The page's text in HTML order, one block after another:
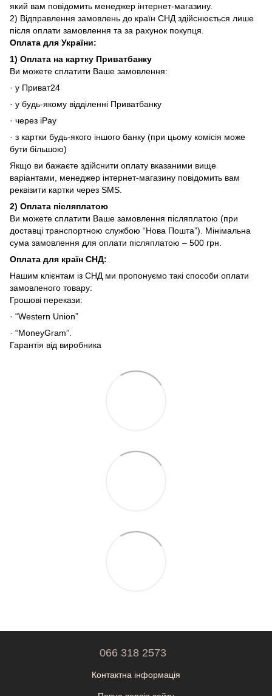
який вам повідомить менеджер інтернет-магазину.
2) Відправлення замовлень до країн СНД здійснюється лише
після оплати замовлення та за рахунок покупця.
Оплата для України:
1) Оплата на картку Приватбанку
Ви можете сплатити Ваше замовлення:
· у Приват24
· у будь-якому відділенні Приватбанку
· через iPay
· з картки будь-якого іншого банку (при цьому комісія може
бути більшою)
Якщо ви бажаєте здійснити оплату вказаними вище
варіантами, менеджер інтернет-магазину повідомить вам
реквізити картки через SMS.
2) Оплата післяплатою
Ви можете сплатити Ваше замовлення післяплатою (при
доставці транспортною службою “Нова Пошта”). Мінімальна
сума замовлення для оплати післяплатою – 500 грн.
Оплата для країн СНД:
Нашим клієнтам із СНД ми пропонуємо такі способи оплати
замовленого товару:
Грошові перекази:
· “Western Union”
· “MoneyGram”.
Гарантія від виробника
066 318 2573
Контактна інформація